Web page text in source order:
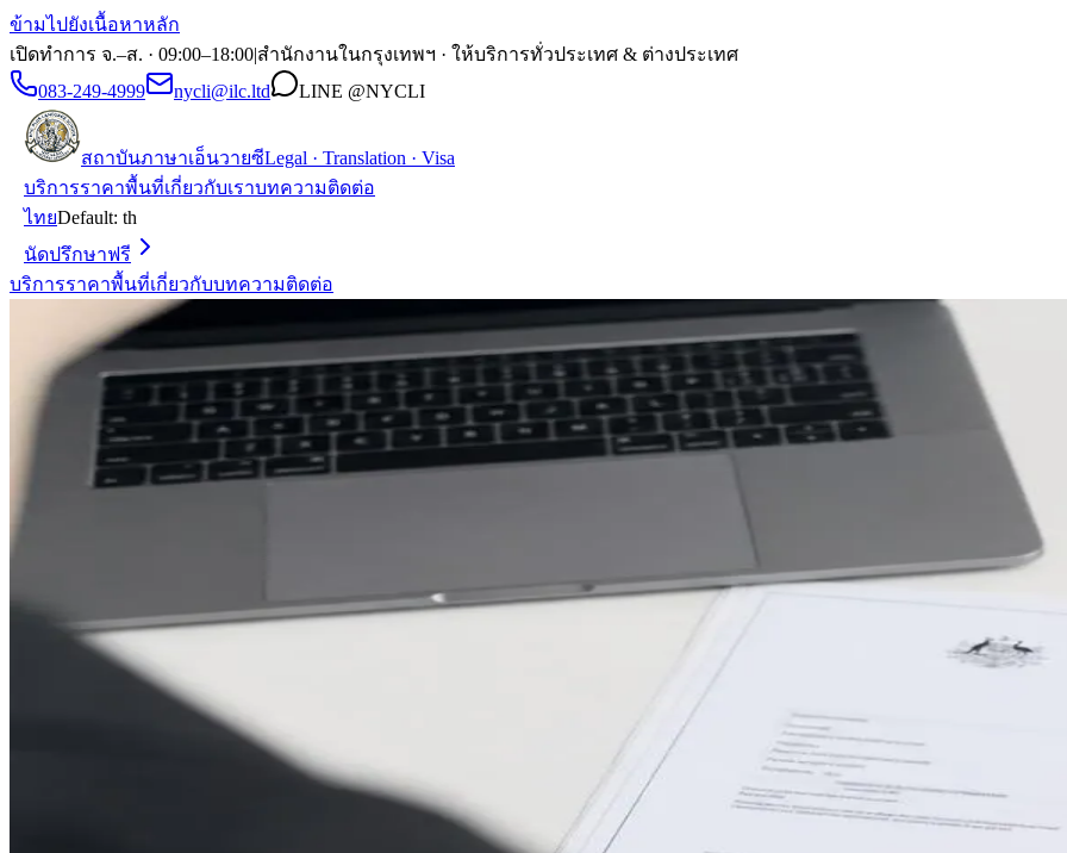
ข้ามไปยังเนื้อหาหลัก
เปิดทำการ จ.–ส. · 09:00–18:00|สำนักงานในกรุงเทพฯ · ให้บริการทั่วประเทศ & ต่างประเทศ
083-249-4999
nycli@ilc.ltd LINE @NYCLI
สถาบันภาษาเอ็นวายซีLegal · Translation · Visa
บริการราคาพื้นที่เกี่ยวกับเราบทความติดต่อ
ไทยDefault: th
นัดปรึกษาฟรี
บริการราคาพื้นที่เกี่ยวกับบทความติดต่อ